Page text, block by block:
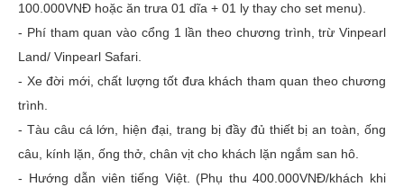
100.000VNĐ hoặc ăn trưa 01 dĩa + 01 ly thay cho set menu).
- Phí tham quan vào cổng 1 lần theo chương trình, trừ Vinpearl
Land/ Vinpearl Safari.
- Xe đời mới, chất lượng tốt đưa khách tham quan theo chương
trình.
- Tàu câu cá lớn, hiện đại, trang bị đầy đủ thiết bị an toàn, ống
câu, kính lặn, ống thở, chân vịt cho khách lặn ngắm san hô.
- Hướng dẫn viên tiếng Việt. (Phụ thu 400.000VNĐ/khách khi